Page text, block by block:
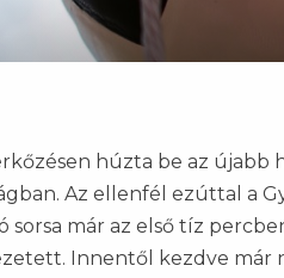
húzta be az újabb
Az ellenfél ezúttal a
sorsa már az első tíz
Innentől kezdve már